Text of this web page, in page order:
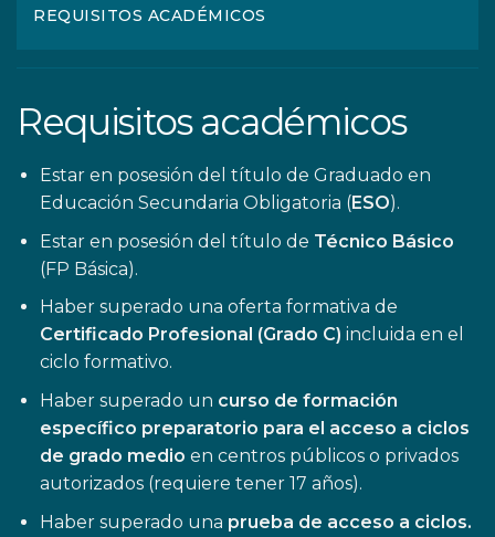
REQUISITOS ACADÉMICOS
Requisitos académicos
Estar en posesión del título de Graduado en
Educación Secundaria Obligatoria (ESO).
Estar en posesión del título de Técnico Básico
(FP Básica).
Haber superado una oferta formativa de
Certificado Profesional (Grado C) incluida en el
ciclo formativo.
Haber superado un curso de formación
específico preparatorio para el acceso a ciclos
de grado medio en centros públicos o privados
autorizados (requiere tener 17 años).
Haber superado una prueba de acceso a ciclos.